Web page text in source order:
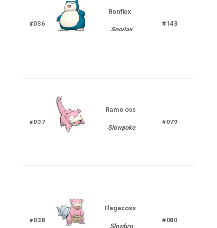
#036
Ronflex
Snorlax
#143
#037
Ramoloss
Slowpoke
#079
#038
Flagadoss
Slowbro
#080